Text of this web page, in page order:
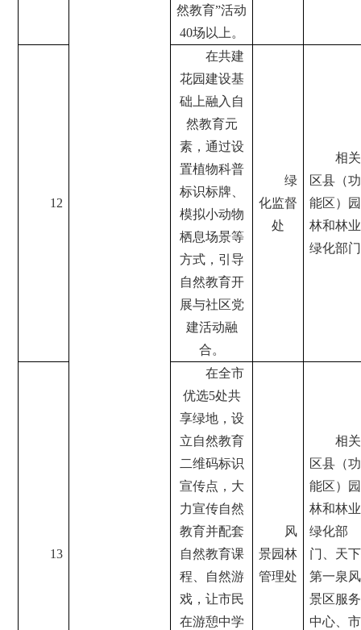
然教育”活动
40场以上。
12
在共建
花园建设基
础上融入自
然教育元
素，通过设
置植物科普
标识标牌、
模拟小动物
栖息场景等
方式，引导
自然教育开
展与社区党
建活动融
合。
绿
化监督
处
相关
区县（功
能区）园
林和林业
绿化部门
13
在全市
优选5处共
享绿地，设
立自然教育
二维码标识
宣传点，大
力宣传自然
教育并配套
自然教育课
程、自然游
戏，让市民
在游憩中学
风
景园林
管理处
相关
区县（功
能区）园
林和林业
绿化部
门、天下
第一泉风
景区服务
中心、市